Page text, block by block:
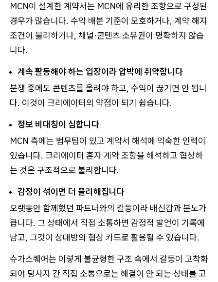
MCN이 설계한 계약서는 MCN에 유리한 조항으로 구성된
경우가 많습니다. 수익 배분 기준이 모호하거나, 계약 해지
조건이 불리하거나, 채널·콘텐츠 소유권이 명확하지 않습
니다.
계속 활동해야 하는 입장이라 압박에 취약합니다
분쟁 중에도 콘텐츠를 올려야 하고, 수익이 끊기면 안 됩니
다. 이것이 크리에이터의 약점이 되기 쉽습니다.
정보 비대칭이 심합니다
MCN 측에는 법무팀이 있고 계약서 해석에 익숙한 인력이
있습니다. 크리에이터 혼자 계약 조항을 해석하고 협상하
는 것은 구조적으로 불리합니다.
감정이 섞이면 더 불리해집니다
오랫동안 함께했던 파트너와의 갈등이라 배신감과 분노가
큽니다. 그 상태에서 직접 소통하면 감정적 발언이 기록에
남고, 그것이 상대방의 협상 카드로 활용될 수 있습니다.
슈가스퀘어는 이렇게 불균형한 구조 속에서 갈등이 고착화
되어 당사자 간 직접 소통으로는 해결이 안 되는 상태를 고